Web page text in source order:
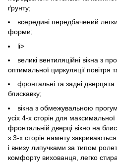
ґрунту;
всередині передбачений
форми;
li>
великі вентиляційні вікна з
оптимальної циркуляції повітря
фронтальні та задні
блискавку;
вікна з обмежувальною
усіх 4-х сторін для максимальної
фронтальній дверці вікно на
з 3-х сторін намету
і внизу липучками за типом
комфорту вихованця, легко